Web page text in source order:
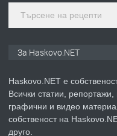
ПРЕДЛАГА
За Haskovo.NET
Haskovo.NET е
Всички статии, репортажи,
графични и видео
собственост на
друго.